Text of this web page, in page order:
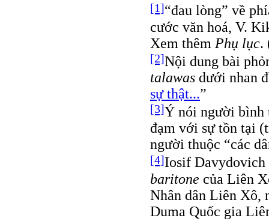
[1]“đau lòng” về
cước văn hoá, V.
Xem thêm Phụ lục.
[2]Nội dung bài
talawas dưới nhan
sự thật...”
[3]Ý nói người bình
đạm với sự tồn tại
người thuộc “các
[4]Iosif
baritone của Liên
Nhân dân Liên Xô,
Duma Quốc gia